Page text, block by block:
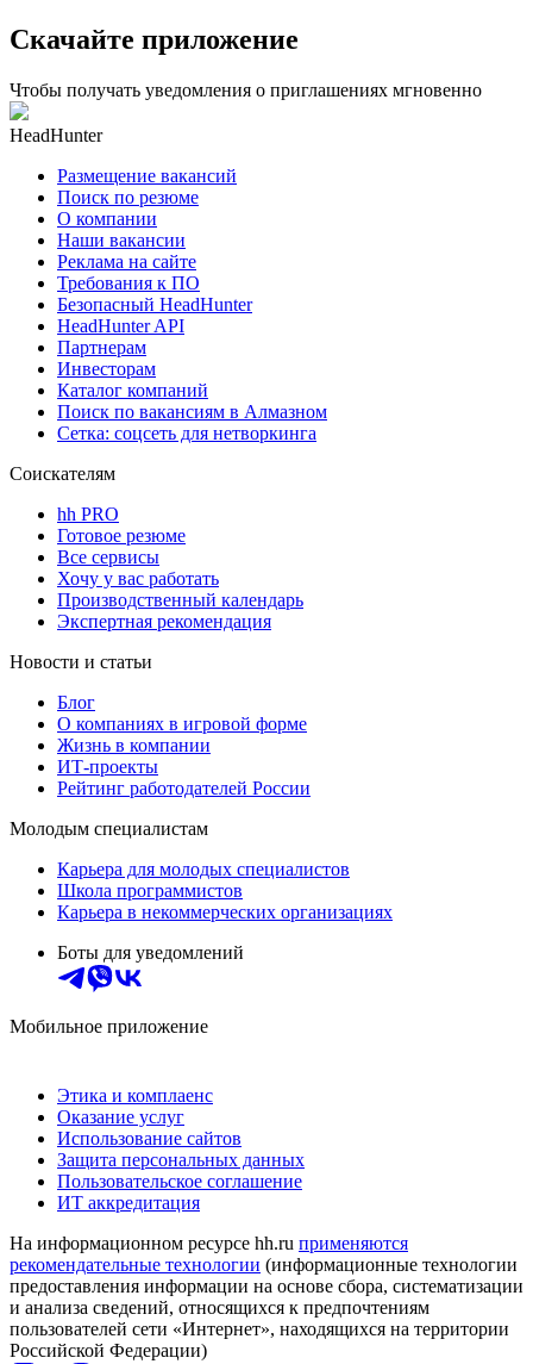
Скачайте приложение
Чтобы получать уведомления о приглашениях мгновенно
HeadHunter
Размещение вакансий
Поиск по резюме
О компании
Наши вакансии
Реклама на сайте
Требования к ПО
Безопасный HeadHunter
HeadHunter API
Партнерам
Инвесторам
Каталог компаний
Поиск по вакансиям в Алмазном
Сетка: соцсеть для нетворкинга
Соискателям
hh PRO
Готовое резюме
Все сервисы
Хочу у вас работать
Производственный календарь
Экспертная рекомендация
Новости и статьи
Блог
О компаниях в игровой форме
Жизнь в компании
ИТ-проекты
Рейтинг работодателей России
Молодым специалистам
Карьера для молодых специалистов
Школа программистов
Карьера в некоммерческих организациях
Боты для уведомлений
Мобильное приложение
Этика и комплаенс
Оказание услуг
Использование сайтов
Защита персональных данных
Пользовательское соглашение
ИТ аккредитация
На информационном ресурсе hh.ru применяются
рекомендательные технологии (информационные технологии
предоставления информации на основе сбора, систематизации
и анализа сведений, относящихся к предпочтениям
пользователей сети «Интернет», находящихся на территории
Российской Федерации)